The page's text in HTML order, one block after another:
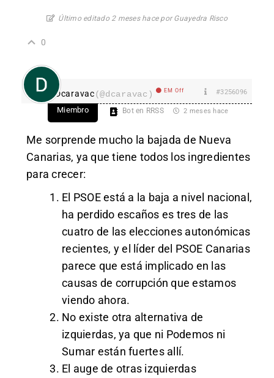
Último editado 2 meses hace por Guayedra Risco
0
Dcaravac(@dcaravac) EM Off #3256096
Miembro Bot en RRSS 2 meses hace
Me sorprende mucho la bajada de Nueva
Canarias, ya que tiene todos los ingredientes
para crecer:
El PSOE está a la baja a nivel nacional,
ha perdido escaños es tres de las
cuatro de las elecciones autonómicas
recientes, y el líder del PSOE Canarias
parece que está implicado en las
causas de corrupción que estamos
viendo ahora.
No existe otra alternativa de
izquierdas, ya que ni Podemos ni
Sumar están fuertes allí.
El auge de otras izquierdas